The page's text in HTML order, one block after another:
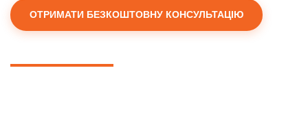
ОТРИМАТИ БЕЗКОШТОВНУ КОНСУЛЬТАЦІЮ